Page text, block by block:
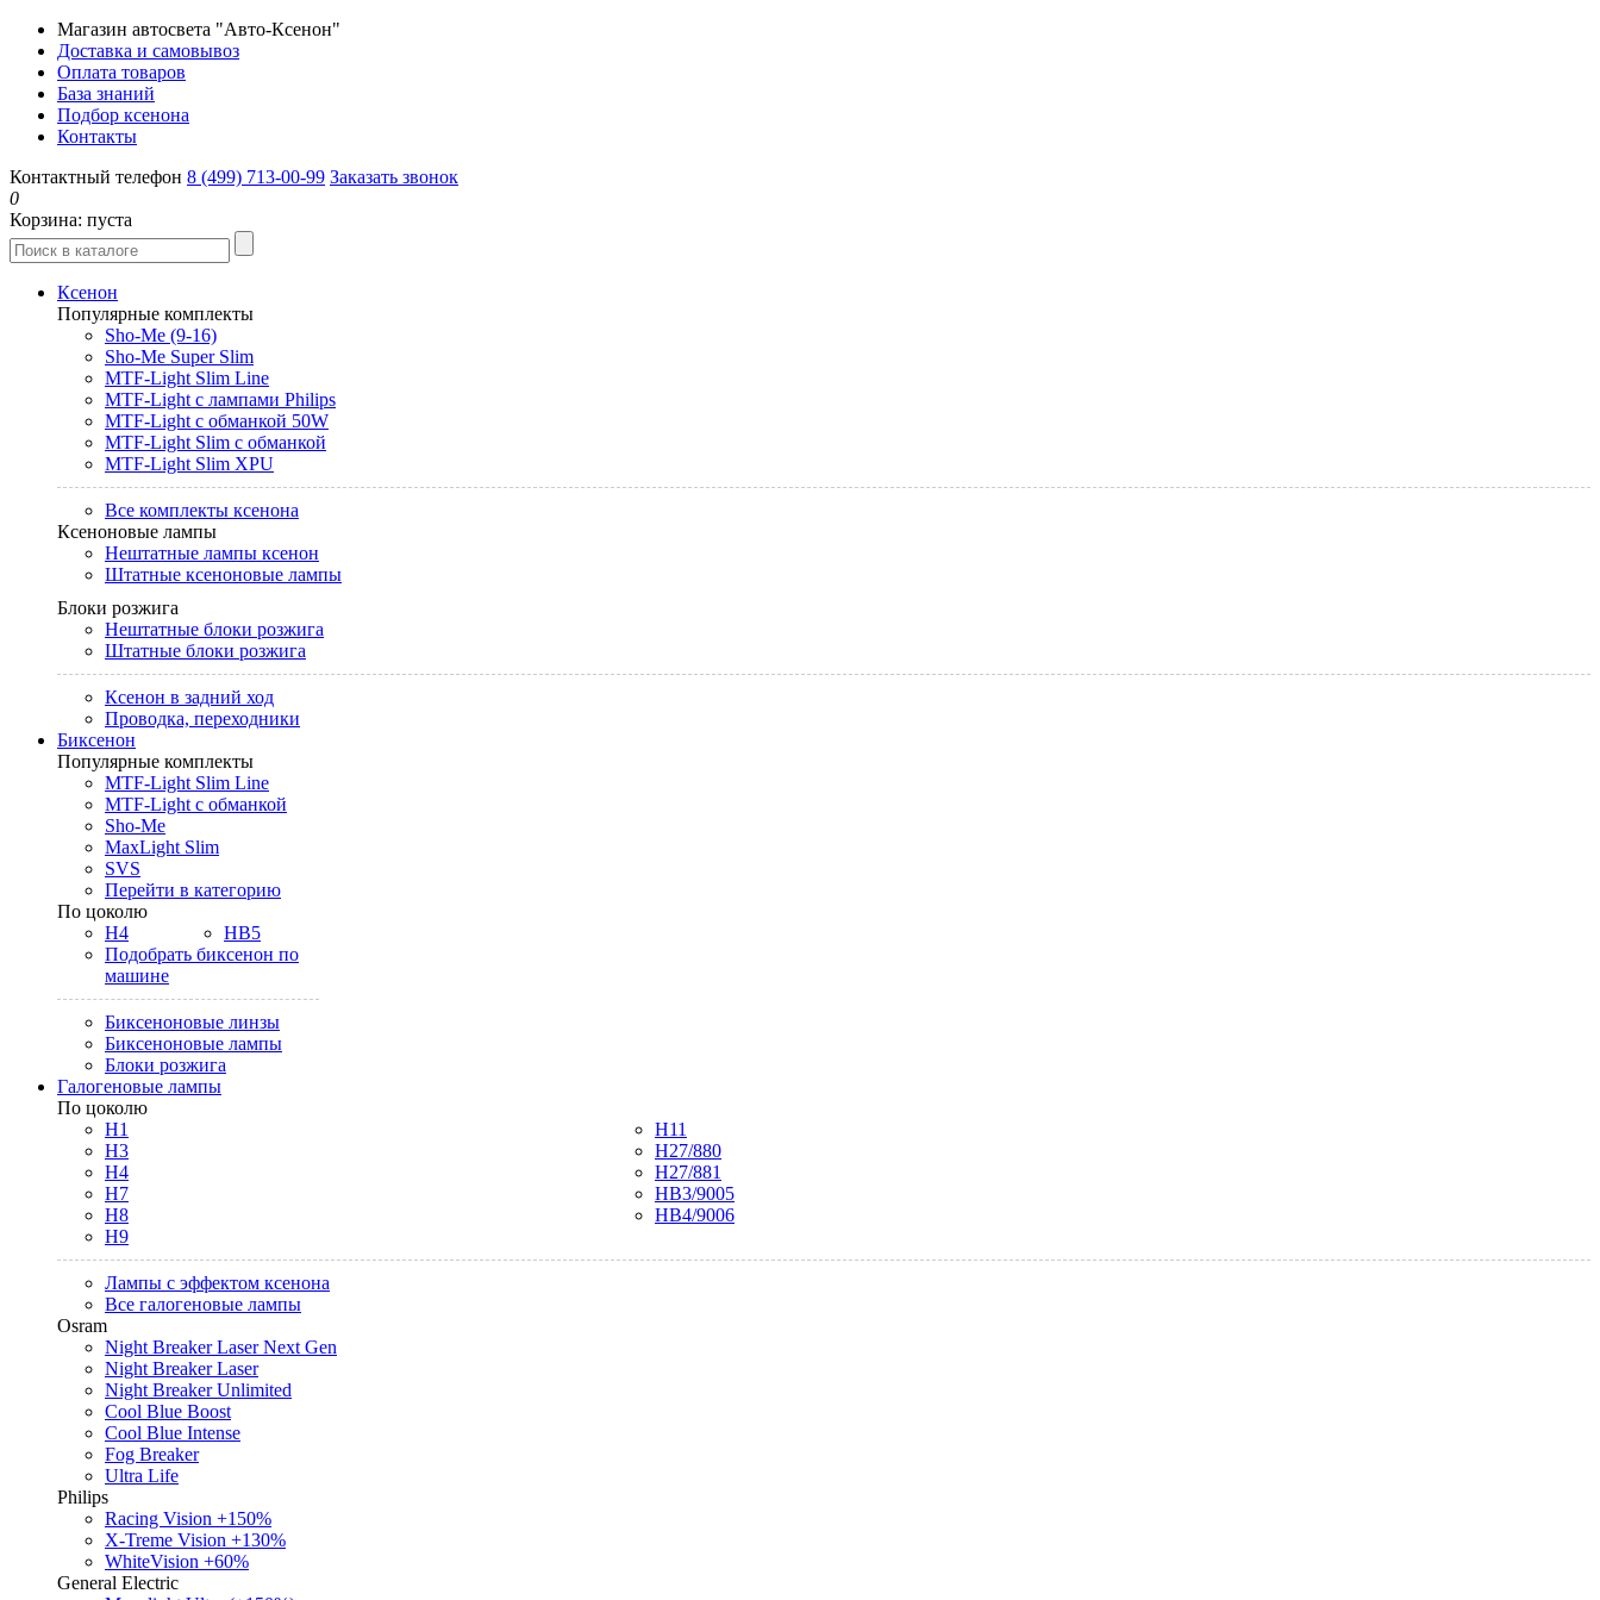
Магазин автосвета "Авто-Ксенон"
Доставка и самовывоз
Оплата товаров
База знаний
Подбор ксенона
Контакты
Контактный телефон 8 (499) 713-00-99 Заказать звонок
0
Корзина: пуста
Ксенон
Популярные комплекты
Sho-Me (9-16)
Sho-Me Super Slim
MTF-Light Slim Line
MTF-Light с лампами Philips
MTF-Light с обманкой 50W
MTF-Light Slim с обманкой
MTF-Light Slim XPU
Все комплекты ксенона
Ксеноновые лампы
Нештатные лампы ксенон
Штатные ксеноновые лампы
Блоки розжига
Нештатные блоки розжига
Штатные блоки розжига
Ксенон в задний ход
Проводка, переходники
Биксенон
Популярные комплекты
MTF-Light Slim Line
MTF-Light с обманкой
Sho-Me
MaxLight Slim
SVS
Перейти в категорию
По цоколю
H4
HB5
Подобрать биксенон по
машине
Биксеноновые линзы
Биксеноновые лампы
Блоки розжига
Галогеновые лампы
По цоколю
H1
H3
H4
H7
H8
H9
H11
H27/880
H27/881
HB3/9005
HB4/9006
Лампы с эффектом ксенона
Все галогеновые лампы
Osram
Night Breaker Laser Next Gen
Night Breaker Laser
Night Breaker Unlimited
Cool Blue Boost
Cool Blue Intense
Fog Breaker
Ultra Life
Philips
Racing Vision +150%
X-Treme Vision +130%
WhiteVision +60%
General Electric